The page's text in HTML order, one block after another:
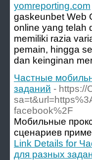
yomreporting.com
gaskeunbet Web
online yang telah
memiliki razia
pemain, hingga
dan keinginan
Частные
заданий - https://
facebook%2F
Мобильные
сценариев
Link Details for
для разных